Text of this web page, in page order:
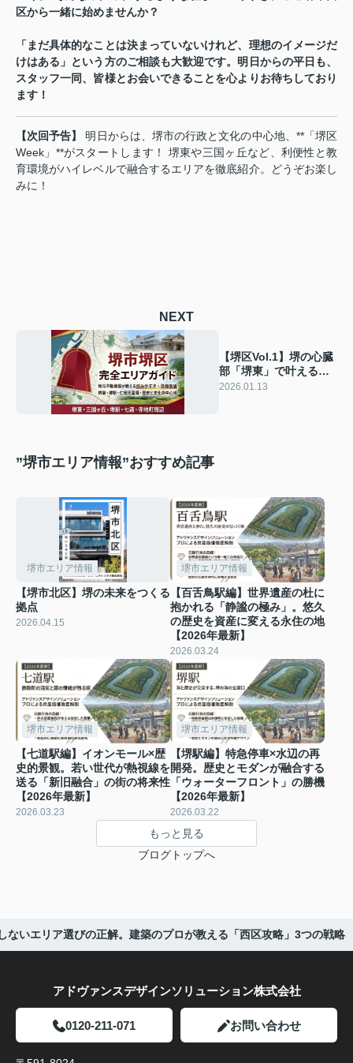
区から一緒に始めませんか？
「まだ具体的なことは決まっていないけれど、理想のイメージだ
けはある」という方のご相談も大歓迎です。明日からの平日も、
スタッフ一同、皆様とお会いできることを心よりお待ちしており
ます！
【次回予告】
明日からは、堺市の行政と文化の中心地、**「堺区
Week」**がスタートします！ 堺東や三国ヶ丘など、利便性と教
育環境がハイレベルで融合するエリアを徹底紹介。どうぞお楽し
みに！
NEXT
【堺区Vol.1】堺の心臓
部「堺東」で叶える、
利便性と賑わいに満ち
2026.01.13
”堺市エリア情報”おすすめ記事
堺市エリア情報
【堺市北区】堺の未来をつくる
拠点
2026.04.15
堺市エリア情報
【百舌鳥駅編】世界遺産の杜に
抱かれる「静謐の極み」。悠久
の歴史を資産に変える永住の地
【2026年最新】
2026.03.24
堺市エリア情報
【七道駅編】イオンモール×歴
史的景観。若い世代が熱視線を
送る「新旧融合」の街の将来性
【2026年最新】
2026.03.23
堺市エリア情報
【堺駅編】特急停車×水辺の再
開発。歴史とモダンが融合する
「ウォーターフロント」の勝機
【2026年最新】
2026.03.22
もっと見る
ブログトップへ
ないエリア選びの正解。建築のプロが教える「西区攻略」3つの戦略
アドヴァンスデザインソリューション株式会社
0120-211-071 お問い合わせ